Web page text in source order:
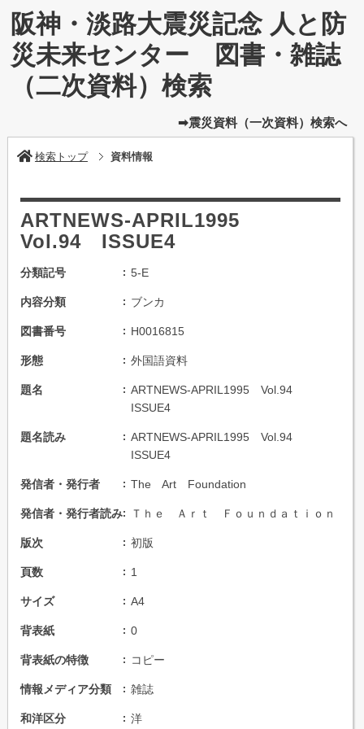
阪神・淡路大震災記念 人と防
災未来センター 図書・雑誌
（二次資料）検索
➡震災資料（一次資料）検索へ
検索トップ 資料情報
ARTNEWS-APRIL1995
Vol.94 ISSUE4
分類記号 5-E
内容分類 ブンカ
図書番号 H0016815
形態 外国語資料
題名
ARTNEWS-APRIL1995 Vol.94
ISSUE4
題名読み
ARTNEWS-APRIL1995 Vol.94
ISSUE4
発信者・発行者 The Art Foundation
発信者・発行者読み Ｔｈｅ Ａｒｔ Ｆｏｕｎｄａｔｉｏｎ
版次 初版
頁数 1
サイズ A4
背表紙 0
背表紙の特徴 コピー
情報メディア分類 雑誌
和洋区分 洋